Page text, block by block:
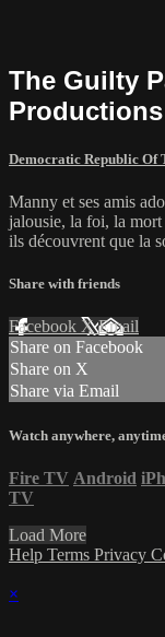
The Guilty
Democratic Republic Of
Manny et ses amis
jalousie, la foi, la
ils découvrent que la
Share with friends
Facebook XEmail
Share on Facebook
Share on X
Share via Email
Watch anywhere,
Fire TV Android
TV
Load More
Help Terms Privacy
×